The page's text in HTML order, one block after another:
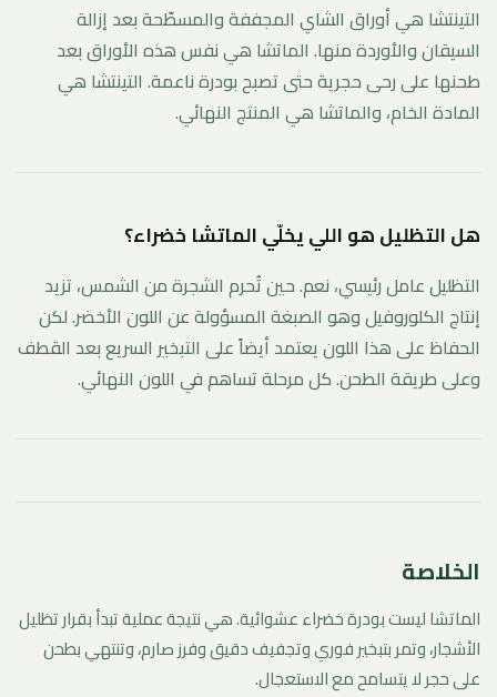
التينتشا هي أوراق الشاي المجففة والمسطّحة بعد إزالة
السيقان والأوردة منها. الماتشا هي نفس هذه الأوراق بعد
طحنها على رحى حجرية حتى تصبح بودرة ناعمة. التينتشا هي
المادة الخام، والماتشا هي المنتج النهائي.
هل التظليل هو اللي يخلّي الماتشا خضراء؟
التظليل عامل رئيسي، نعم. حين تُحرم الشجرة من الشمس، تزيد
إنتاج الكلوروفيل وهو الصبغة المسؤولة عن اللون الأخضر. لكن
الحفاظ على هذا اللون يعتمد أيضاً على التبخير السريع بعد القطف
وعلى طريقة الطحن. كل مرحلة تساهم في اللون النهائي.
الخلاصة
الماتشا ليست بودرة خضراء عشوائية. هي نتيجة عملية تبدأ بقرار تظليل
الأشجار، وتمر بتبخير فوري وتجفيف دقيق وفرز صارم، وتنتهي بطحن
على حجر لا يتسامح مع الاستعجال.